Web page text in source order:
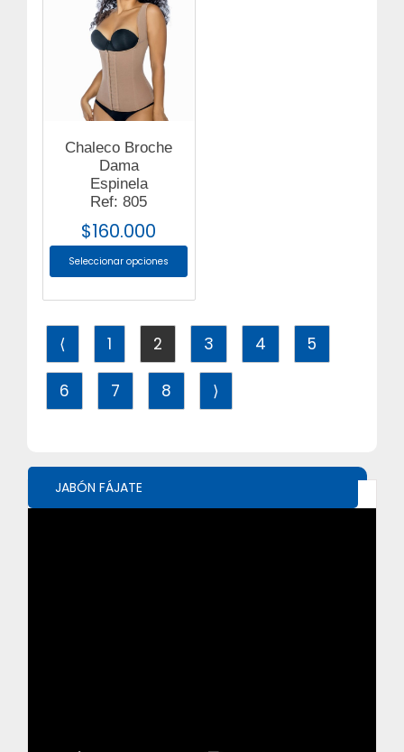
Chaleco Broche
Dama
Espinela
Ref: 805
$160.000
Seleccionar opciones
⟨ 1 2 3 4 5
6 7 8 ⟩
JABÓN FÁJATE